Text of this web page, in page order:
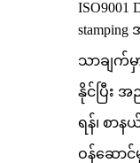
ISO9001
stamping
သာချက်မှ
နိုင်ပြီး အ
ရန်၊ စာ
ဝန်ဆော